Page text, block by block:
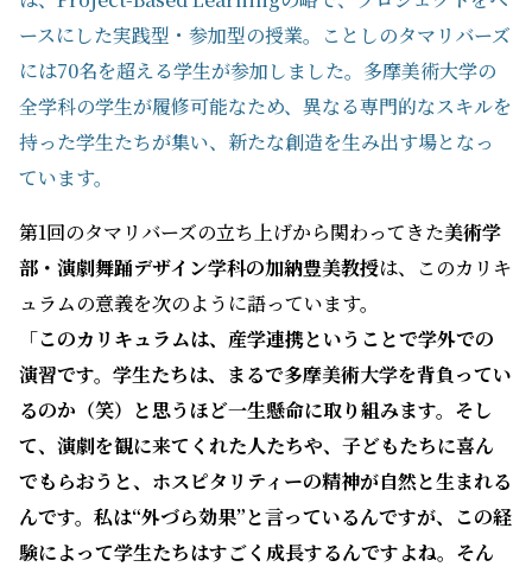
ースにした実践型・参加型の授業。ことしのタマリバーズ
には70名を超える学生が参加しました。多摩美術大学の
全学科の学生が履修可能なため、異なる専門的なスキルを
持った学生たちが集い、新たな創造を生み出す場となっ
ています。
第1回のタマリバーズの立ち上げから関わってきた美術学
部・演劇舞踊デザイン学科の加納豊美教授は、このカリキ
ュラムの意義を次のように語っています。
「このカリキュラムは、産学連携ということで学外での
演習です。学生たちは、まるで多摩美術大学を背負ってい
るのか（笑）と思うほど一生懸命に取り組みます。そし
て、演劇を観に来てくれた人たちや、子どもたちに喜ん
でもらおうと、ホスピタリティーの精神が自然と生まれる
んです。私は“外づら効果”と言っているんですが、この経
験によって学生たちはすごく成長するんですよね。そん